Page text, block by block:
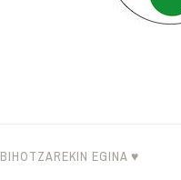
BIHOTZAREKIN EGINA ♥